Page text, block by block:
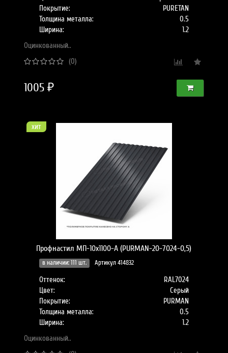
Покрытие:
PURETAN
Толщина металла:
0.5
Ширина:
1.2
Оцинкованный..
(0)
1005 ₽
хит
Профнастил МП-10x1100-A (PURMAN-20-7024-0,5)
в наличии: 111 шт. Артикул 414832
Оттенок:
RAL7024
Цвет:
Серый
Покрытие:
PURMAN
Толщина металла:
0.5
Ширина:
1.2
Оцинкованный..